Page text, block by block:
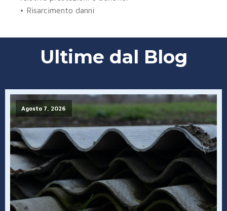
• Risarcimento danni
Ultime dal Blog
Agosto 7, 2026